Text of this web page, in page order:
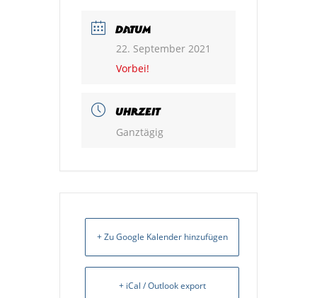
DATUM
22. September 2021
Vorbei!
UHRZEIT
Ganztägig
+ Zu Google Kalender hinzufügen
+ iCal / Outlook export